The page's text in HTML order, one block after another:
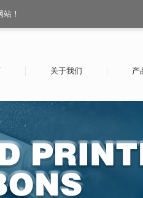
！
关于我们 产